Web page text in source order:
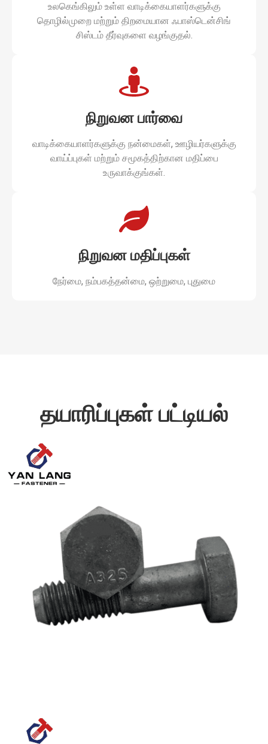
உலகெங்கிலும் உள்ள வாடிக்கையாளர்களுக்கு
தொழில்முறை மற்றும் திறமையான ஃபாஸ்டென்சிங்
சிஸ்டம் தீர்வுகளை வழங்குதல்.
நிறுவன பார்வை
வாடிக்கையாளர்களுக்கு நன்மைகள், ஊழியர்களுக்கு
வாய்ப்புகள் மற்றும் சமூகத்திற்கான மதிப்பை
உருவாக்குங்கள்.
நிறுவன மதிப்புகள்
நேர்மை, நம்பகத்தன்மை, ஒற்றுமை, புதுமை
தயாரிப்புகள் பட்டியல்